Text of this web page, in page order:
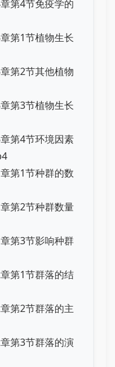
第4节免疫学的
第1节植物生长
第2节其他植物
第3节植物生长
第4节环境因素
第1节种群的数
第2节种群数量
第3节影响种群
第1节群落的结
第2节群落的主
第3节群落的演